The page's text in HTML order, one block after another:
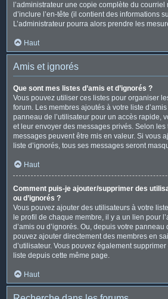
l’administrateur une copie complète du courriel
d’inclure l’en-tête (il contient des informations
L’administrateur pourra alors prendre les
Haut
Amis et ignorés
Que sont mes listes d’amis et d’ignorés ?
Vous pouvez utiliser ces listes pour organiser
forum. Les membres ajoutés à votre liste
panneau de l’utilisateur pour un accès rapide,
et leur envoyer des messages privés. Selon
messages peuvent être mis en valeur. Si vous
liste d’ignorés, tous ses messages seront
Haut
Comment puis-je ajouter/supprimer des
ou d’ignorés ?
Vous pouvez ajouter des utilisateurs à votre
le profil de chaque membre, il y a un lien pour
d’amis ou d’ignorés. Ou, depuis votre panneau
pouvez ajouter directement des membres en
d’utilisateur. Vous pouvez également
liste depuis cette même page.
Haut